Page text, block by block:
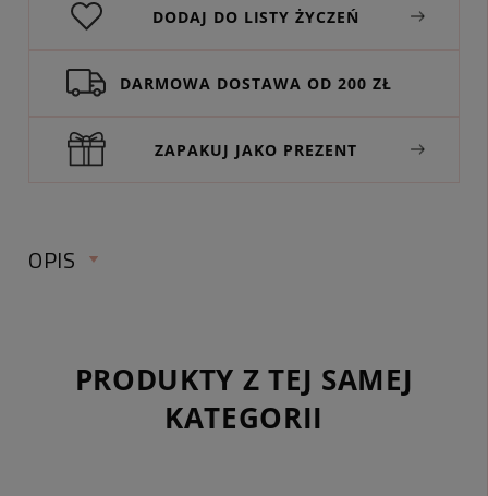
DODAJ DO LISTY ŻYCZEŃ
DARMOWA DOSTAWA OD 200 ZŁ
ZAPAKUJ JAKO PREZENT
OPIS
SERDUSZKA
✅ Sprawdź wymiary:
PRODUKTY Z TEJ SAMEJ
KATEGORII